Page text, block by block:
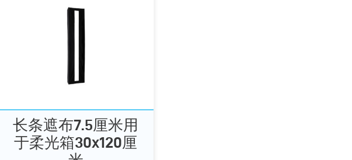
长条遮布7.5厘米用
于柔光箱30x120厘